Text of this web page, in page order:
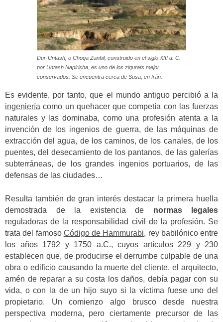
Dur-Untash, o Choqa Zanbil, construido en el siglo XIII a. C.
por Untash Napirisha, es uno de los zigurats mejor
conservados. Se encuentra cerca de Susa, en Irán.
Es evidente, por tanto, que el mundo antiguo percibió a la
ingeniería como un quehacer que competía con las fuerzas
naturales y las dominaba, como una profesión atenta a la
invención de los ingenios de guerra, de las máquinas de
extracción del agua, de los caminos, de los canales, de los
puentes, del desecamiento de los pantanos, de las galerías
subterráneas, de los grandes ingenios portuarios, de las
defensas de las ciudades…
Resulta también de gran interés destacar la primera huella
demostrada de la existencia de normas legales
reguladoras de la responsabilidad civil de la profesión. Se
trata del famoso Código de Hammurabi, rey babilónico entre
los años 1792 y 1750 a.C., cuyos artículos 229 y 230
establecen que, de producirse el derrumbe culpable de una
obra o edificio causando la muerte del cliente, el arquitecto,
amén de reparar a su costa los daños, debía pagar con su
vida, o con la de un hijo suyo si la víctima fuese uno del
propietario. Un comienzo algo brusco desde nuestra
perspectiva moderna, pero ciertamente precursor de las